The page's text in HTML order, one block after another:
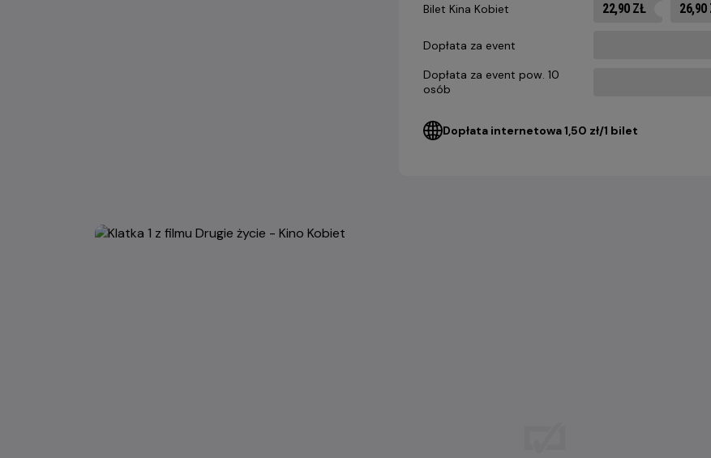
Bilet Kina Kobiet
Dopłata za event
Dopłata za event pow. 10
osób
22,90 ZŁ 26,90
Dopłata internetowa 1,50 zł/1 bilet